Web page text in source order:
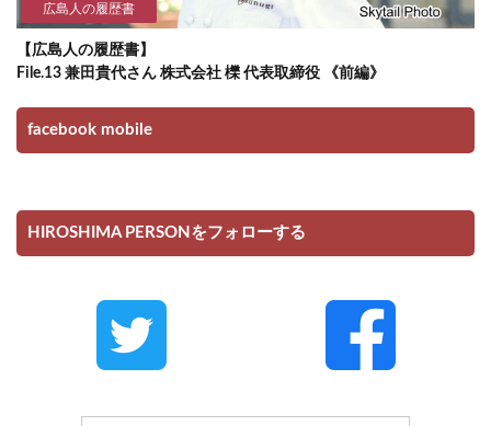
広島人の履歴書
【広島人の履歴書】
File.13 兼田貴代さん 株式会社 櫟 代表取締役 《前編》
facebook mobile
HIROSHIMA PERSONをフォローする